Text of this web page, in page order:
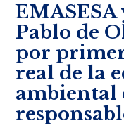
Pablo de
por
real de la
ambiental